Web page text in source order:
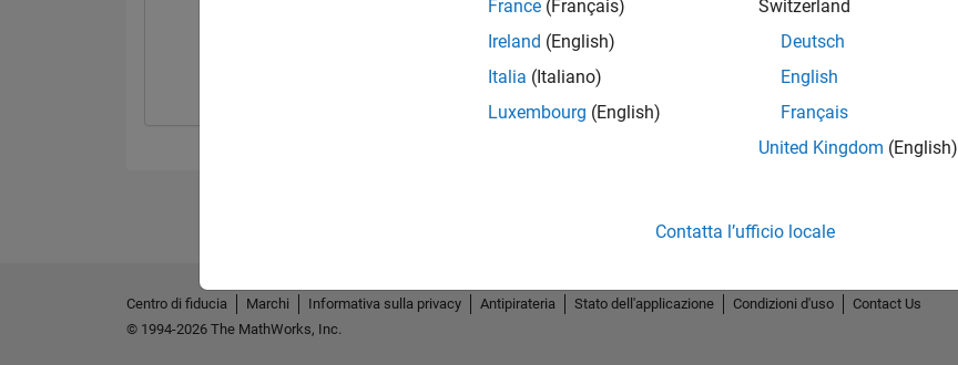
01 Mar 2022
France (Français)
Ireland (English)
Italia (Italiano)
Luxembourg (English)
Switzerland
Deutsch
English
Français
United Kingdom (English)
Contatta l’ufficio locale
Centro di fiducia Marchi Informativa sulla privacy Antipirateria Stato dell'applicazione Condizioni d'uso
Contact Us
© 1994-2026 The MathWorks, Inc.